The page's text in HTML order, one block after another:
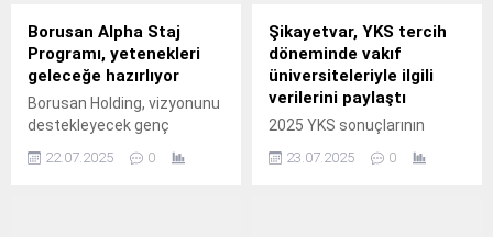
Borusan Alpha Staj
Programı, yetenekleri
geleceğe hazırlıyor
Borusan Holding, vizyonunu
destekleyecek genç
katmak ve geleceğin
22.07.2025 0
Şikayetvar, YKS tercih
döneminde vakıf
üniversiteleriyle ilgili
verilerini paylaştı
2025 YKS sonuçlarının
milyonlarca öğrenci tercih
23.07.2025 0